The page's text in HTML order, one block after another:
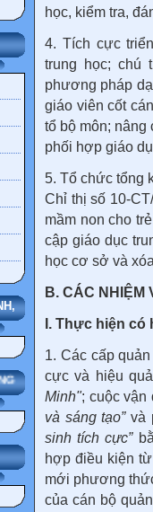
học, kiểm tra,
4. Tích cực
trung học; chú
phương pháp
giáo viên cốt
tổ bộ môn; nâng
phối hợp giáo
5. Tổ chức tổng
Chỉ thị số 10-
mầm non cho
cập giáo dục
học cơ sở và
B. CÁC NHIỆM
I. Thực hiện
1. Các cấp
cực và hiệu
Minh"; cuộc
và sáng tạo”và
sinh tích cực”
hợp điều kiện
mới phương
của cán bộ